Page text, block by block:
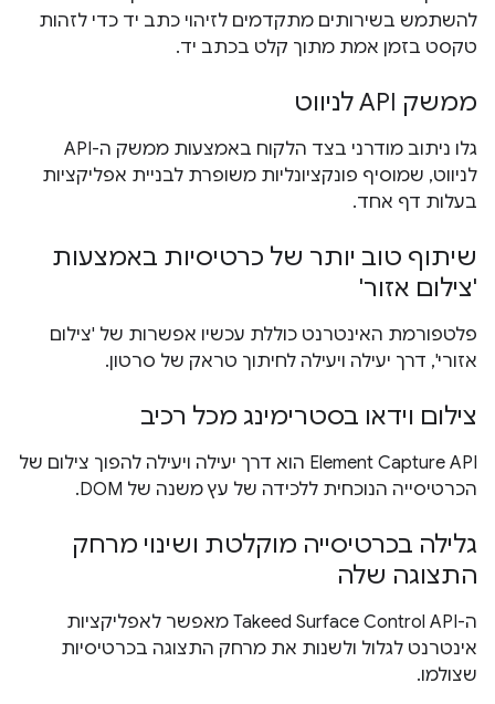
להשתמש בשירותים מתקדמים לזיהוי כתב יד כדי לזהות
טקסט בזמן אמת מתוך קלט בכתב יד.
ממשק API לניווט
גלו ניתוב מודרני בצד הלקוח באמצעות ממשק ה-API
לניווט, שמוסיף פונקציונליות משופרת לבניית אפליקציות
בעלות דף אחד.
שיתוף טוב יותר של כרטיסיות באמצעות
'צילום אזור'
פלטפורמת האינטרנט כוללת עכשיו אפשרות של 'צילום
אזורי', דרך יעילה ויעילה לחיתוך טראק של סרטון.
צילום וידאו בסטרימינג מכל רכיב
Element Capture API הוא דרך יעילה ויעילה להפוך צילום של
הכרטיסייה הנוכחית ללכידה של עץ משנה של DOM.
גלילה בכרטיסייה מוקלטת ושינוי מרחק
התצוגה שלה
ה-Takeed Surface Control API מאפשר לאפליקציות
אינטרנט לגלול ולשנות את מרחק התצוגה בכרטיסיות
שצולמו.